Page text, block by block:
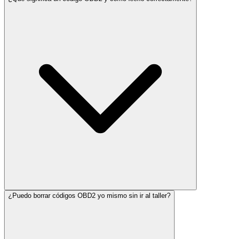
¿Puedo borrar códigos OBD2 yo mismo sin ir al taller?